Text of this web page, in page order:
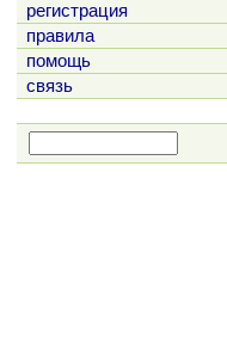
регистрация
правила
помощь
связь